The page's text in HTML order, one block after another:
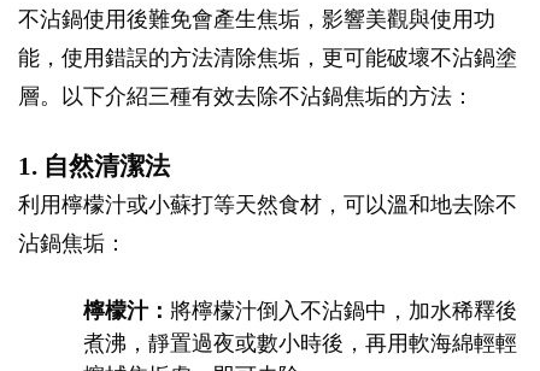
不沾鍋使用後難免會產生焦垢，影響美觀與使用功
能，使用錯誤的方法清除焦垢，更可能破壞不沾鍋塗
層。以下介紹三種有效去除不沾鍋焦垢的方法：
1. 自然清潔法
利用檸檬汁或小蘇打等天然食材，可以溫和地去除不
沾鍋焦垢：
檸檬汁： 將檸檬汁倒入不沾鍋中，加水稀釋後
煮沸，靜置過夜或數小時後，再用軟海綿輕輕